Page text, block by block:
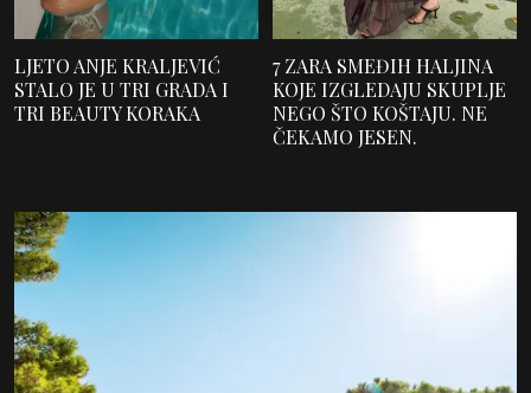
LJETO ANJE KRALJEVIĆ
STALO JE U TRI GRADA I
TRI BEAUTY KORAKA
7 ZARA SMEĐIH HALJINA
KOJE IZGLEDAJU SKUPLJE
NEGO ŠTO KOŠTAJU. NE
ČEKAMO JESEN.